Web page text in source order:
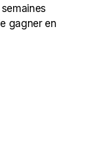
gagner en